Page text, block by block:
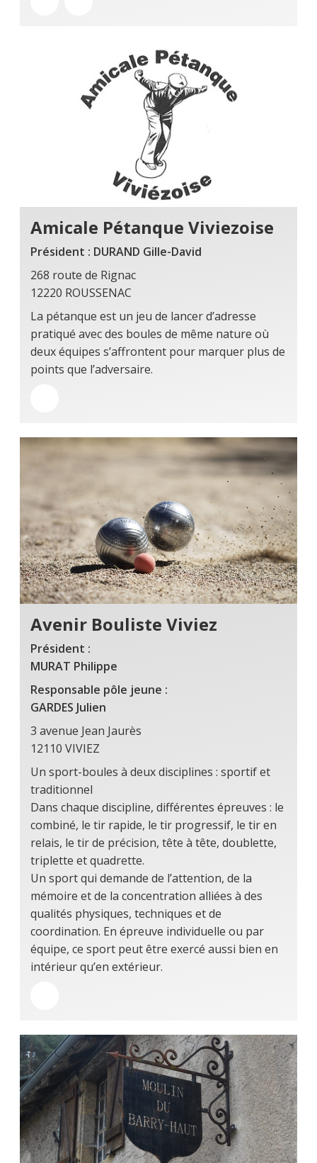
Amicale Pétanque Viviezoise
Président : DURAND Gille-David
268 route de Rignac
12220 ROUSSENAC
La pétanque est un jeu de lancer d’adresse
pratiqué avec des boules de même nature où
deux équipes s’affrontent pour marquer plus de
points que l’adversaire.
Avenir Bouliste Viviez
Président :
MURAT Philippe
Responsable pôle jeune :
GARDES Julien
3 avenue Jean Jaurès
12110 VIVIEZ
Un sport-boules à deux disciplines : sportif et
traditionnel
Dans chaque discipline, différentes épreuves : le
combiné, le tir rapide, le tir progressif, le tir en
relais, le tir de précision, tête à tête, doublette,
triplette et quadrette.
Un sport qui demande de l’attention, de la
mémoire et de la concentration alliées à des
qualités physiques, techniques et de
coordination. En épreuve individuelle ou par
équipe, ce sport peut être exercé aussi bien en
intérieur qu’en extérieur.